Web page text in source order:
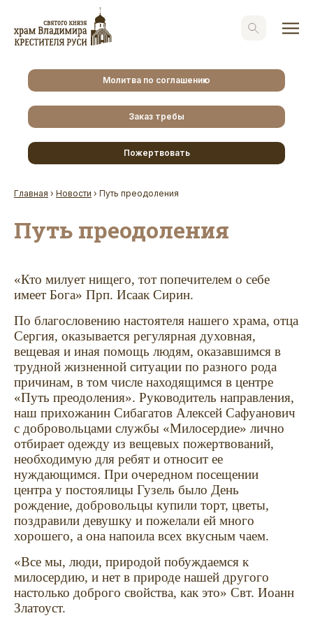
Молитва по соглашению
Заказ требы
Пожертвовать
Главная › Новости › Путь преодоления
Путь преодоления
«Кто милует нищего, тот попечителем о себе
имеет Бога» Прп. Исаак Сирин.
По благословению настоятеля нашего храма, отца
Сергия, оказывается регулярная духовная,
вещевая и иная помощь людям, оказавшимся в
трудной жизненной ситуации по разного рода
причинам, в том числе находящимся в центре
«Путь преодоления». Руководитель направления,
наш прихожанин Сибагатов Алексей Сафуанович
с добровольцами службы «Милосердие» лично
отбирает одежду из вещевых пожертвований,
необходимую для ребят и относит ее
нуждающимся. При очередном посещении
центра у постоялицы Гузель было День
рождение, добровольцы купили торт, цветы,
поздравили девушку и пожелали ей много
хорошего, а она напоила всех вкусным чаем.
«Все мы, люди, природой побуждаемся к
милосердию, и нет в природе нашей другого
настолько доброго свойства, как это» Свт. Иоанн
Златоуст.